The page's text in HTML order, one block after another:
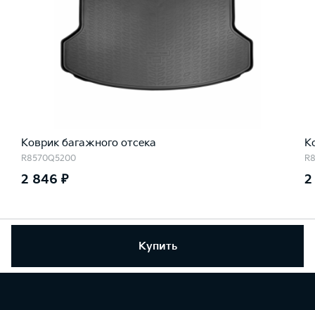
Купить
Коврик багажного отсека
R8570Q5200
2 846 ₽ 2